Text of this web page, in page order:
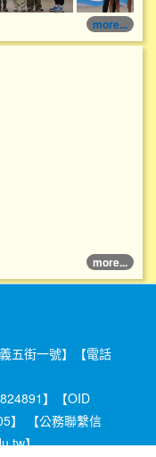
more...
more...
五街一號】【電話
】【OID
】 【公務聯繫信
】